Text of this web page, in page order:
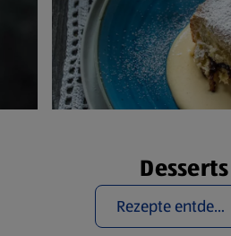
Desserts
Rezepte entdecken